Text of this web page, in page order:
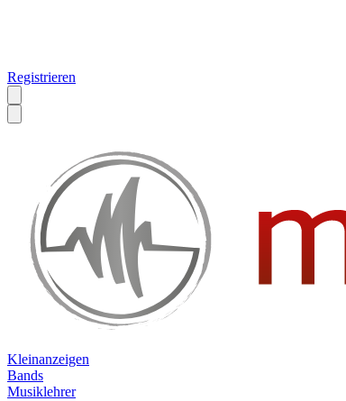
Registrieren
Kleinanzeigen
Bands
Musiklehrer